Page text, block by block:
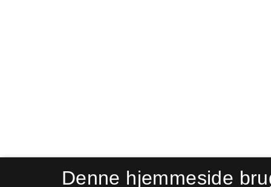
Denne hjemmeside